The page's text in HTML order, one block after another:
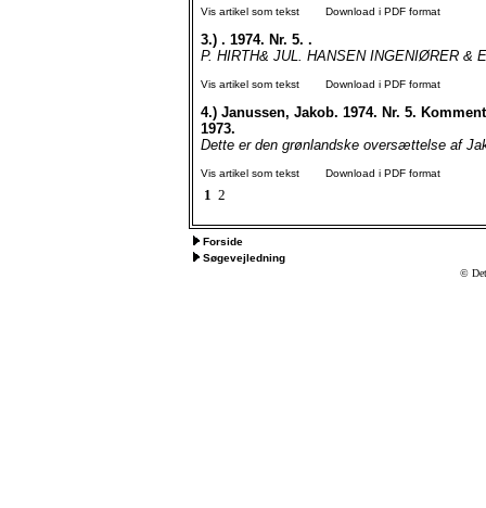
Vis artikel som tekst Download i PDF format
3.) . 1974. Nr. 5. .
P. HIRTH& JUL. HANSEN INGENIØRER &
Vis artikel som tekst Download i PDF format
4.) Janussen, Jakob. 1974. Nr. 5.
1973.
Dette er den grønlandske oversættelse af
Vis artikel som tekst Download i PDF format
1 2
Forside
Søgevejledning
© Det